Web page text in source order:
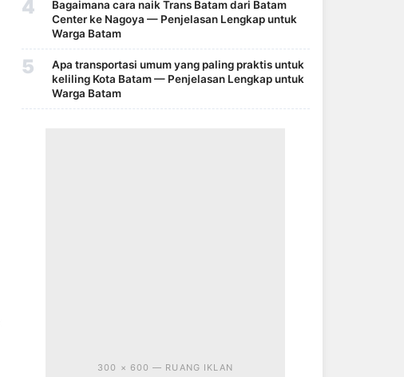
4
Bagaimana cara naik Trans Batam dari Batam
Center ke Nagoya — Penjelasan Lengkap untuk
Warga Batam
5
Apa transportasi umum yang paling praktis untuk
keliling Kota Batam — Penjelasan Lengkap untuk
Warga Batam
300 × 600 — RUANG IKLAN